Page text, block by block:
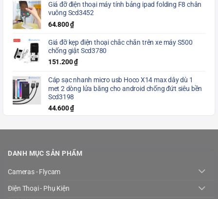
Giá đỡ điện thoại máy tính bảng ipad folding F8 chân
vuông Scd3452
64.800₫
Giá đỡ kẹp điện thoại chắc chắn trên xe máy S500
chống giật Scd3780
151.200₫
Cáp sạc nhanh micro usb Hoco X14 max dây dù 1
met 2 dòng lửa băng cho android chống đứt siêu bền
Scd3198
44.600₫
DANH MỤC SẢN PHẨM
Cameras - Flycam
Điện Thoại - Phụ Kiện